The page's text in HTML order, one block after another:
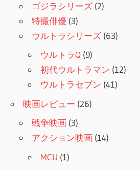
ゴジラシリーズ (2)
特撮俳優 (3)
ウルトラシリーズ (63)
ウルトラQ (9)
初代ウルトラマン (12)
ウルトラセブン (41)
映画レビュー (26)
戦争映画 (3)
アクション映画 (14)
MCU (1)